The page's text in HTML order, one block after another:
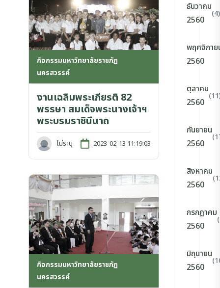
กิจกรรมมหาวิทยาลัยราชภัฏ
นครสวรรค์
งานเฉลิมพระเกียรติ 82
พรรษา สมเด็จพระนางเจ้าฯ
พระบรมราชินีนาถ
ไม่ระบุ 2023-02-13 11:19:03
กิจกรรมมหาวิทยาลัยราชภัฏ
นครสวรรค์
ธันวาคม
2560
(4)
พฤศจิกาย
2560
ตุลาคม
2560
กันยายน
2560
สิงหาคม
2560
กรกฎาคม
2560
มิถุนายน
2560